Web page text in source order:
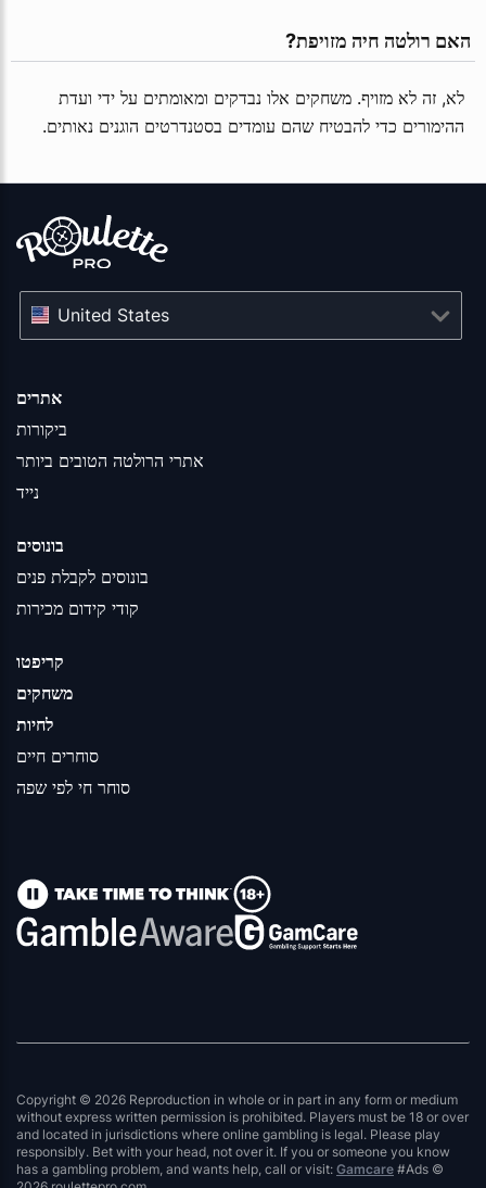
לא, זה לא מזויף. משחקים אלו נבדקים ומאומתים על ידי ועדת
ההימורים כדי להבטיח שהם עומדים בסטנדרטים הוגנים נאותים.
אתרים
ביקורות
אתרי הרולטה הטובים ביותר
נייד
בונוסים
בונוסים לקבלת פנים
קודי קידום מכירות
קריפטו
משחקים
לחיות
סוחרים חיים
סוחר חי לפי שפה
United States
Copyright © 2026 Reproduction in whole or in part in any form or medium
without express written permission is prohibited. Players must be 18 or over
and located in jurisdictions where online gambling is legal. Please play
responsibly. Bet with your head, not over it. If you or someone you know
has a gambling problem, and wants help, call or visit: Gamcare #Ads ©